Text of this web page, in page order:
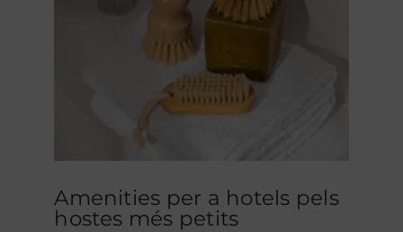
Amenities per a hotels pels
hostes més petits